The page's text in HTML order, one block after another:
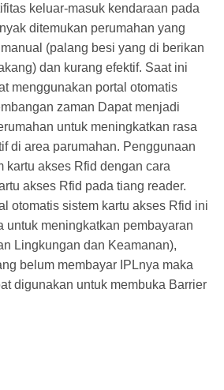
keluar-masuk kendaraan pada
ditemukan perumahan yang
(palang besi yang di berikan
dan kurang efektif. Saat ini
menggunakan portal otomatis
zaman Dapat menjadi
untuk meningkatkan rasa
di area parumahan. Penggunaan
kartu akses Rfid dengan cara
akses Rfid pada tiang reader.
otomatis sistem kartu akses Rfid ini
untuk meningkatkan pembayaran
Lingkungan dan Keamanan),
belum membayar IPLnya maka
digunakan untuk membuka Barrier